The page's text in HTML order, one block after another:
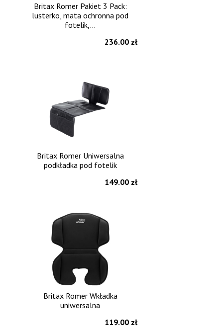
Britax Romer Pakiet 3 Pack:
lusterko, mata ochronna pod
fotelik,...
236.00 zł
Britax Romer Uniwersalna
podkładka pod fotelik
149.00 zł
Britax Romer Wkładka
uniwersalna
119.00 zł